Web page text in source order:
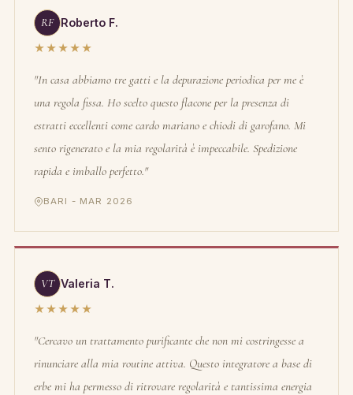
RF Roberto F.
★★★★★
"In casa abbiamo tre gatti e la depurazione periodica per me è
una regola fissa. Ho scelto questo flacone per la presenza di
estratti eccellenti come cardo mariano e chiodi di garofano. Mi
sento rigenerato e la mia regolarità è impeccabile. Spedizione
rapida e imballo perfetto."
BARI - MAR 2026
VT Valeria T.
★★★★★
"Cercavo un trattamento purificante che non mi costringesse a
rinunciare alla mia routine attiva. Questo integratore a base di
erbe mi ha permesso di ritrovare regolarità e tantissima energia